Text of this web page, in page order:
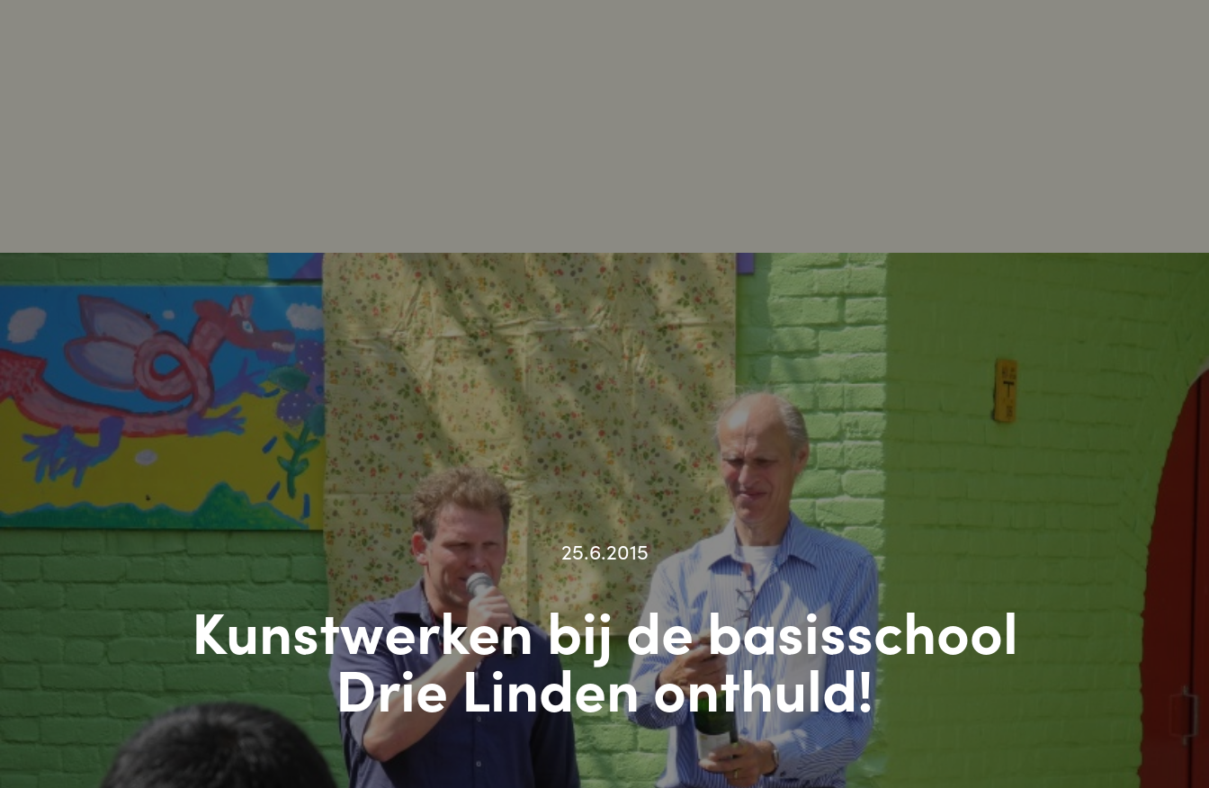
25.6.2015
Kunstwerken bij de basisschool
Drie Linden onthuld!